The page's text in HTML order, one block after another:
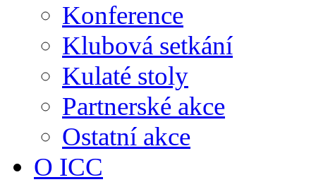
Konference
Klubová setkání
Kulaté stoly
Partnerské akce
Ostatní akce
O ICC